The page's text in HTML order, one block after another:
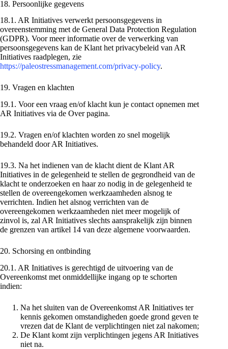
18. Persoonlijke gegevens
18.1. AR Initiatives verwerkt persoonsgegevens in
overeenstemming met de General Data Protection Regulation
(GDPR). Voor meer informatie over de verwerking van
persoonsgegevens kan de Klant het privacybeleid van AR
Initiatives raadplegen, zie
https://paleostressmanagement.com/privacy-policy.
19. Vragen en klachten
19.1. Voor een vraag en/of klacht kun je contact opnemen met
AR Initiatives via de Over pagina.
19.2. Vragen en/of klachten worden zo snel mogelijk
behandeld door AR Initiatives.
19.3. Na het indienen van de klacht dient de Klant AR
Initiatives in de gelegenheid te stellen de gegrondheid van de
klacht te onderzoeken en haar zo nodig in de gelegenheid te
stellen de overeengekomen werkzaamheden alsnog te
verrichten. Indien het alsnog verrichten van de
overeengekomen werkzaamheden niet meer mogelijk of
zinvol is, zal AR Initiatives slechts aansprakelijk zijn binnen
de grenzen van artikel 14 van deze algemene voorwaarden.
20. Schorsing en ontbinding
20.1. AR Initiatives is gerechtigd de uitvoering van de
Overeenkomst met onmiddellijke ingang op te schorten
indien:
Na het sluiten van de Overeenkomst AR Initiatives ter
kennis gekomen omstandigheden goede grond geven te
vrezen dat de Klant de verplichtingen niet zal nakomen;
De Klant komt zijn verplichtingen jegens AR Initiatives
niet na.